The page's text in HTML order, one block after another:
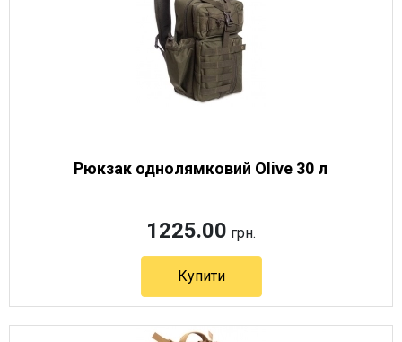
Рюкзак однолямковий Olive 30 л
1225.00 грн.
Купити